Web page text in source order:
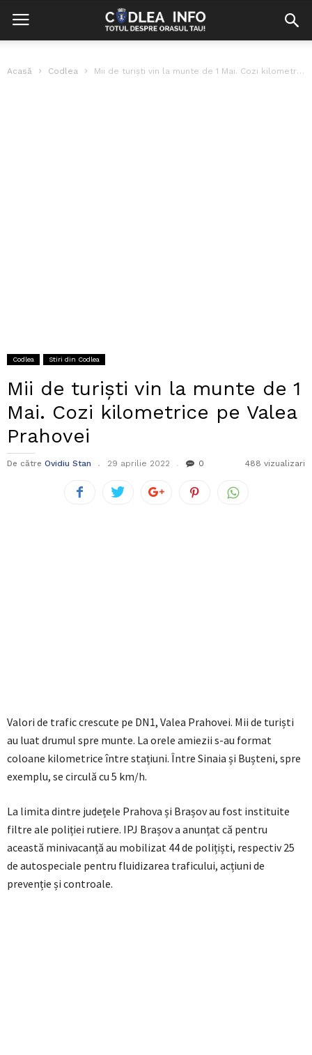
Acasă Codlea Mii de turiști vin la munte de 1 Mai. Cozi kilometrice pe...
Codlea Stiri din Codlea
Mii de turiști vin la munte de 1
Mai. Cozi kilometrice pe Valea
Prahovei
De către Ovidiu Stan 29 aprilie 2022 0 488 vizualizari
Valori de trafic crescute pe DN1, Valea Prahovei. Mii de turiști
au luat drumul spre munte. La orele amiezii s-au format
coloane kilometrice între stațiuni. Între Sinaia și Bușteni, spre
exemplu, se circulă cu 5 km/h.
La limita dintre județele Prahova și Brașov au fost instituite
filtre ale poliției rutiere. IPJ Brașov a anunțat că pentru
această minivacanță au mobilizat 44 de polițiști, respectiv 25
de autospeciale pentru fluidizarea traficului, acțiuni de
prevenție și controale.